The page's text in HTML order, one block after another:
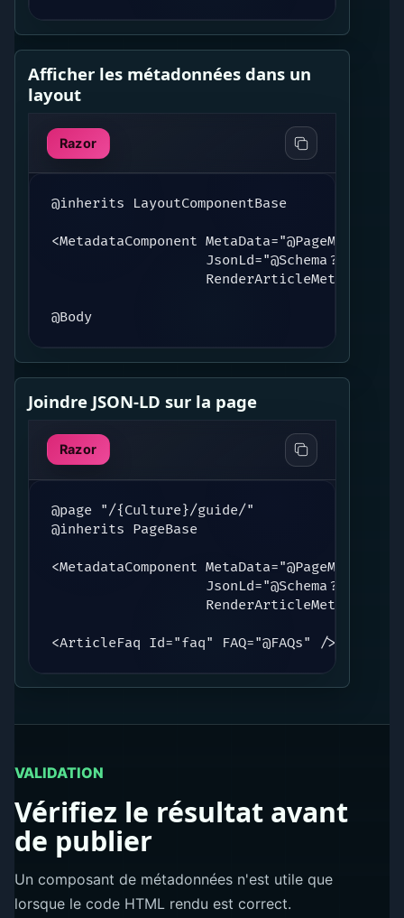
Afficher les métadonnées dans un
layout
Razor
@inherits LayoutComponentBase
<MetadataComponent MetaData="@PageMeta"
                   JsonLd="@Schema?.JsonLd"
@Body
Joindre JSON-LD sur la page
Razor
@page "/{Culture}/guide/"
@inherits PageBase
<MetadataComponent MetaData="@PageMeta"
                   JsonLd="@Schema?.JsonLd"
<ArticleFaq Id="faq" FAQ="@FAQs" />
VALIDATION
Vérifiez le résultat avant
de publier
Un composant de métadonnées n'est utile que
lorsque le code HTML rendu est correct.